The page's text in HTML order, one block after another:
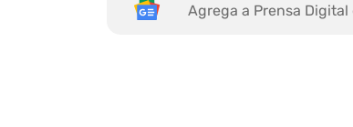
Agrega a Prensa